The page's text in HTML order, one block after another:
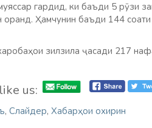
гардид, ки баъди 5 рӯзи
Ҳамчунин баъди 144
зилзила ҷасади 217
us:
, Слайдер, Хабарҳои охирин